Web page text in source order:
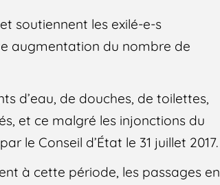
soutiennent les exilé-e-s
augmentation du nombre de
d’eau, de douches, de toilettes,
et ce malgré les injonctions du
le Conseil d’État le 31 juillet 2017.
à cette période, les passages en